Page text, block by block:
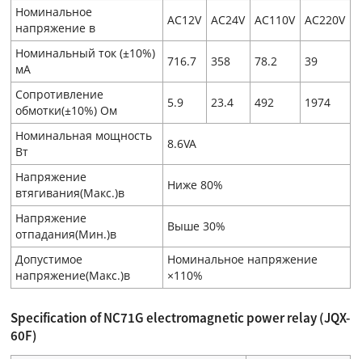
Номинальное
напряжение в
AC12V AC24V AC110V AC220V
Номинальный ток (±10%)
мA
716.7 358 78.2 39
Сопротивление
обмотки(±10%) Ом
5.9 23.4 492 1974
Номинальная мощность
Вт
8.6VA
Напряжение
втягивания(Макс.)в
Ниже 80%
Напряжение
отпадания(Мин.)в
Выше 30%
Допустимое
напряжение(Макс.)в
Номинальное напряжение
×110%
Specification of NC71G electromagnetic power relay (JQX-
60F)